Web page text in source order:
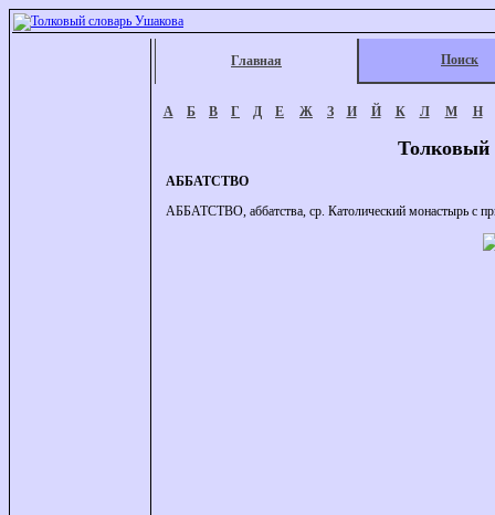
Главная Поиск
А Б В Г Д Е Ж З И Й К Л М Н
Толковый
АББАТСТВО
АББАТСТВО, аббатства, ср. Католический монастырь с